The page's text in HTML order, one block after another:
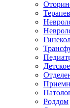
Роддом